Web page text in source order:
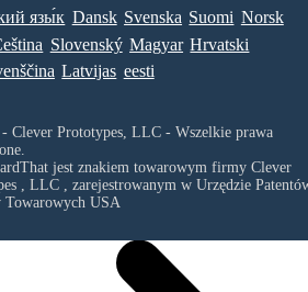
язы́к Dansk Svenska Suomi Norsk
Slovenský Magyar Hrvatski
Latvijas eesti
Clever Prototypes, LLC - Wszelkie prawa
jest znakiem towarowym firmy Clever
, LLC, zarejestrowanym w Urzędzie
Towarowych USA